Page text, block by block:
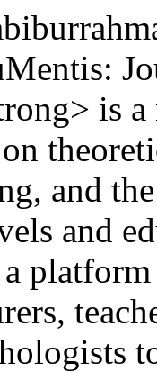
is
and
and
a